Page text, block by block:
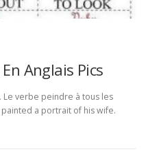
Anglais Pics
Le verbe peindre à tous les
a portrait of his wife.